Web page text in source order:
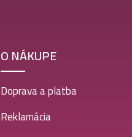
O NÁKUPE
Doprava a platba
Reklamácia